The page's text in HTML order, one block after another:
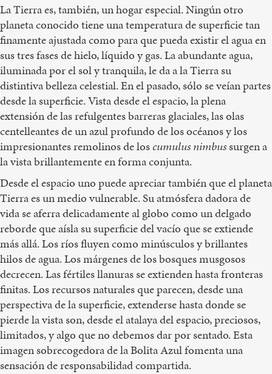
La Tierra es, también, un hogar especial. Ningún otro
planeta conocido tiene una temperatura de superficie tan
finamente ajustada como para que pueda existir el agua en
sus tres fases de hielo, líquido y gas. La abundante agua,
iluminada por el sol y tranquila, le da a la Tierra su
distintiva belleza celestial. En el pasado, sólo se veían partes
desde la superficie. Vista desde el espacio, la plena
extensión de las refulgentes barreras glaciales, las olas
centelleantes de un azul profundo de los océanos y los
impresionantes remolinos de loscumulus nimbussurgen a
la vista brillantemente en forma conjunta.
Desde el espacio uno puede apreciar también que el planeta
Tierra es un medio vulnerable. Su atmósfera dadora de
vida se aferra delicadamente al globo como un delgado
reborde que aísla su superficie del vacío que se extiende
más allá. Los ríos fluyen como minúsculos y brillantes
hilos de agua. Los márgenes de los bosques musgosos
decrecen. Las fértiles llanuras se extienden hasta fronteras
finitas. Los recursos naturales que parecen, desde una
perspectiva de la superficie, extenderse hasta donde se
pierde la vista son, desde el atalaya del espacio, preciosos,
limitados, y algo que no debemos dar por sentado. Esta
imagen sobrecogedora de la Bolita Azul fomenta una
sensación de responsabilidad compartida.